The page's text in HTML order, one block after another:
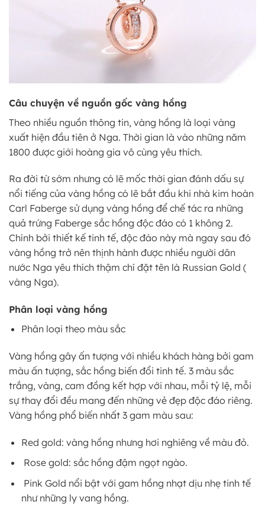
Câu chuyện về nguồn gốc vàng hồng
Theo nhiều nguồn thông tin, vàng hồng là loại vàng
xuất hiện đầu tiên ở Nga. Thời gian là vào những năm
1800 được giới hoàng gia vô cùng yêu thích.
Ra đời từ sớm nhưng có lẽ mốc thời gian đánh dấu sự
nổi tiếng của vàng hồng có lẽ bắt đầu khi nhà kim hoàn
Carl Faberge sử dụng vàng hồng để chế tác ra những
quả trứng Faberge sắc hồng độc đáo có 1 không 2.
Chính bởi thiết kế tinh tế, độc đáo này mà ngay sau đó
vàng hồng trở nên thịnh hành được nhiều người dân
nước Nga yêu thích thậm chí đặt tên là Russian Gold (
vàng Nga).
Phân loại vàng hồng
Phân loại theo màu sắc
Vàng hồng gây ấn tượng với nhiều khách hàng bởi gam
màu ấn tượng, sắc hồng biến đổi tinh tế. 3 màu sắc
trắng, vàng, cam đồng kết hợp với nhau, mỗi tỷ lệ, mỗi
sự thay đổi đều mang đến những vẻ đẹp độc đáo riêng.
Vàng hồng phổ biến nhất 3 gam màu sau:
Red gold: vàng hồng nhưng hơi nghiêng về màu đỏ.
Rose gold: sắc hồng đậm ngọt ngào.
Pink Gold nổi bật với gam hồng nhạt dịu nhẹ tinh tế
như những ly vang hồng.